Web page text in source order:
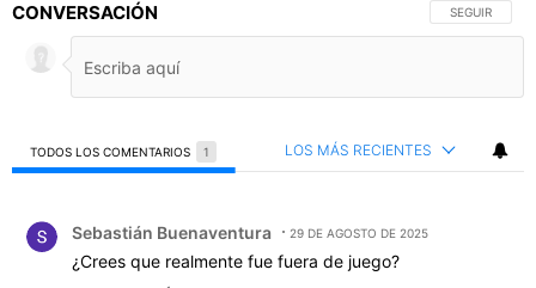
CONVERSACIÓN SIGA ESTA
SEGUIR
TODOS LOS COMENTARIOS 1 LOS MÁS RECIENTES
Sebastián Buenaventura 29 DE AGOSTO DE 2025
¿Crees que realmente fue fuera de juego?